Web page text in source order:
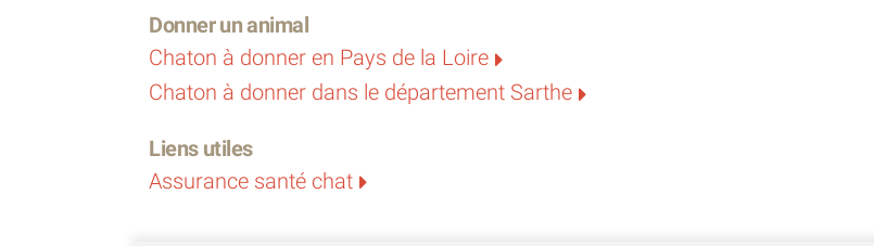
Donner un animal
Chaton à donner en Pays de la Loire
Chaton à donner dans le département Sarthe
Liens utiles
Assurance santé chat